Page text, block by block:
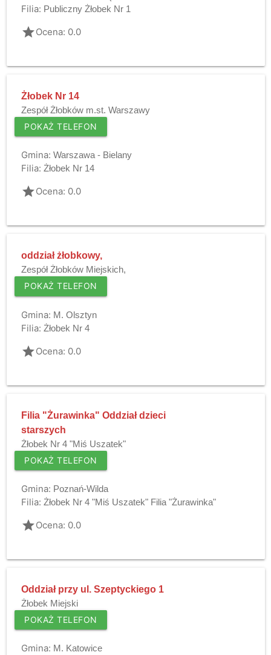
Filia: Publiczny Żłobek Nr 1
gradeOcena: 0.0
Żłobek Nr 14
Zespół Żłobków m.st. Warszawy
POKAŻ TELEFON
Gmina: Warszawa - Bielany
Filia: Żłobek Nr 14
gradeOcena: 0.0
oddział żłobkowy,
Zespół Żłobków Miejskich,
POKAŻ TELEFON
Gmina: M. Olsztyn
Filia: Żłobek Nr 4
gradeOcena: 0.0
Filia "Żurawinka" Oddział dzieci
starszych
Żłobek Nr 4 "Miś Uszatek"
POKAŻ TELEFON
Gmina: Poznań-Wilda
Filia: Żłobek Nr 4 "Miś Uszatek" Filia "Żurawinka"
gradeOcena: 0.0
Oddział przy ul. Szeptyckiego 1
Żłobek Miejski
POKAŻ TELEFON
Gmina: M. Katowice